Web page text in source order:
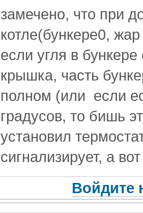
замечено, что при
котле(бункере0,
если угля в
крышка, часть
полном (или если
градусов, то бишь
установил
сигнализирует, а
Войдите